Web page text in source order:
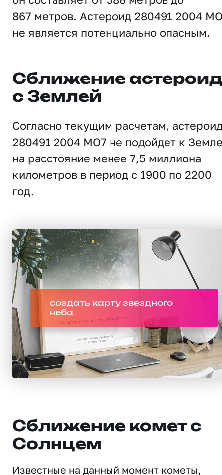
867 метров. Астероид 280491 2004
не является потенциально опасным.
Сближение
с Землей
Согласно текущим расчетам, астероид
280491 2004 MO7 не подойдет к Земле
на расстояние менее 7,5 миллиона
километров в период с 1900 по 2200
год.
создать карту звездного
неба
Сближение комет с
Солнцем
Известные на данный момент кометы,